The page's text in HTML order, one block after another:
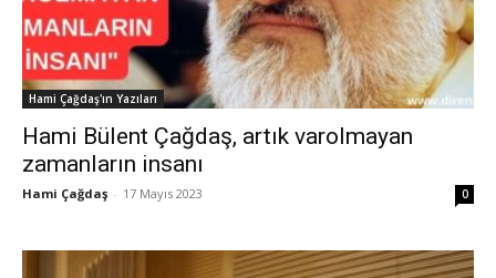
Hami Çağdaş'ın Yazıları
Hami Bülent Çağdaş, artık varolmayan
zamanların insanı
Hami Çağdaş - 17 Mayıs 2023 0